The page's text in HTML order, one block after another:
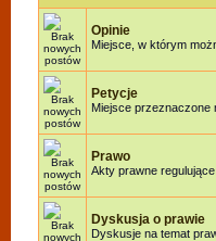
Opinie
Miejsce, w którym
Petycje
Miejsce przeznaczone
Prawo
Akty prawne
Dyskusja o prawie
Dyskusje na temat